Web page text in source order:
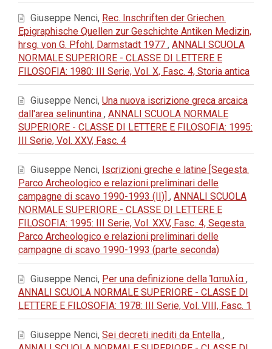
Giuseppe Nenci, Rec. Inschriften der Griechen.
Epigraphische Quellen zur Geschichte Antiken Medizin,
hrsg. von G. Pfohl, Darmstadt 1977 , ANNALI SCUOLA
NORMALE SUPERIORE - CLASSE DI LETTERE E
FILOSOFIA: 1980: III Serie, Vol. X, Fasc. 4, Storia antica
Giuseppe Nenci, Una nuova iscrizione greca arcaica
dall'area selinuntina , ANNALI SCUOLA NORMALE
SUPERIORE - CLASSE DI LETTERE E FILOSOFIA: 1995:
III Serie, Vol. XXV, Fasc. 4
Giuseppe Nenci, Iscrizioni greche e latine [Segesta.
Parco Archeologico e relazioni preliminari delle
campagne di scavo 1990-1993 (II)] , ANNALI SCUOLA
NORMALE SUPERIORE - CLASSE DI LETTERE E
FILOSOFIA: 1995: III Serie, Vol. XXV, Fasc. 4, Segesta.
Parco Archeologico e relazioni preliminari delle
campagne di scavo 1990-1993 (parte seconda)
Giuseppe Nenci, Per una definizione della Ἰαπυλία ,
ANNALI SCUOLA NORMALE SUPERIORE - CLASSE DI
LETTERE E FILOSOFIA: 1978: III Serie, Vol. VIII, Fasc. 1
Giuseppe Nenci, Sei decreti inediti da Entella ,